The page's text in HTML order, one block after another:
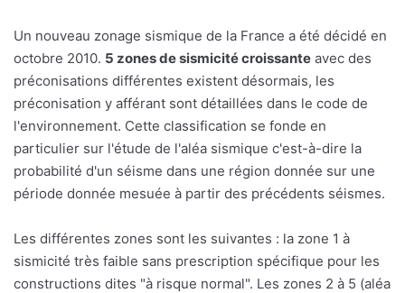
Un nouveau zonage sismique de la France a été décidé en
octobre 2010. 5 zones de sismicité croissante avec des
préconisations différentes existent désormais, les
préconisation y afférant sont détaillées dans le code de
l'environnement. Cette classification se fonde en
particulier sur l'étude de l'aléa sismique c'est-à-dire la
probabilité d'un séisme dans une région donnée sur une
période donnée mesuée à partir des précédents séismes.
Les différentes zones sont les suivantes : la zone 1 à
sismicité très faible sans prescription spécifique pour les
constructions dites "à risque normal". Les zones 2 à 5 (aléa